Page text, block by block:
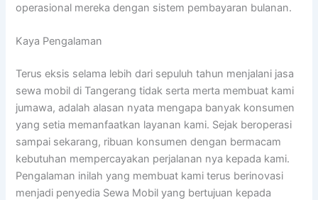
operasional mereka dengan sistem pembayaran bulanan.
Kaya Pengalaman
Terus eksis selama lebih dari sepuluh tahun menjalani jasa
sewa mobil di Tangerang tidak serta merta membuat kami
jumawa, adalah alasan nyata mengapa banyak konsumen
yang setia memanfaatkan layanan kami. Sejak beroperasi
sampai sekarang, ribuan konsumen dengan bermacam
kebutuhan mempercayakan perjalanan nya kepada kami.
Pengalaman inilah yang membuat kami terus berinovasi
menjadi penyedia Sewa Mobil yang bertujuan kepada